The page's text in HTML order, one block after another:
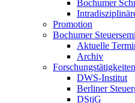
Bochumer
Promotion
Bochumer
Aktuelle
Archiv
Forschungstätigkeiten
DWS-Institut
Berliner
DStjG